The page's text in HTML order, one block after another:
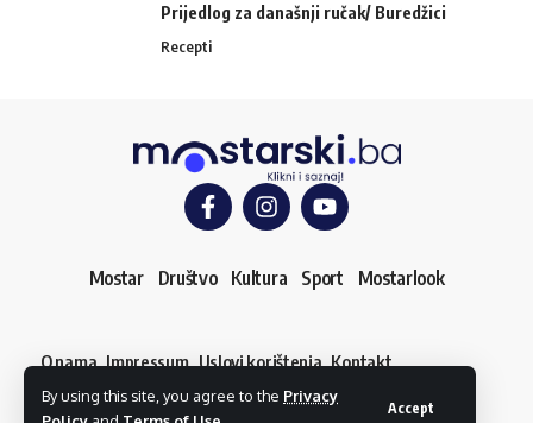
By using this site, you agree to the Privacy
Accept
Prijedlog za današnji ručak/ Buredžici
Recepti
Mostar Društvo Kultura Sport Mostarlook
O nama Impressum Uslovi korištenja Kontakt
Dojavi vijest
© mostarski.ba. Sva prava pridržana